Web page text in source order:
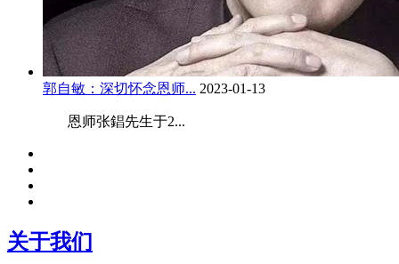
郭自敏：深切怀念恩师... 2023-01-13
恩师张錩先生于2...
关于我们